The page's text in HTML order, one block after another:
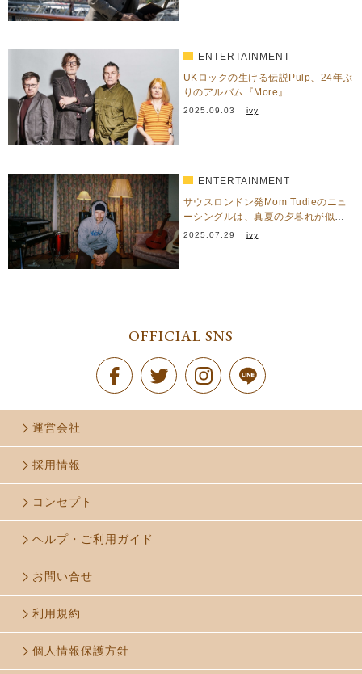
ENTERTAINMENT
UKロックの生ける伝説Pulp、24年ぶ
りのアルバム『More』
2025.09.03 ivy
ENTERTAINMENT
サウスロンドン発Mom Tudieのニュ
ーシングルは、真夏の夕暮れが似合
うメロウなネオソウ…
2025.07.29 ivy
OFFICIAL SNS
運営会社
採用情報
コンセプト
ヘルプ・ご利用ガイド
お問い合せ
利用規約
個人情報保護方針